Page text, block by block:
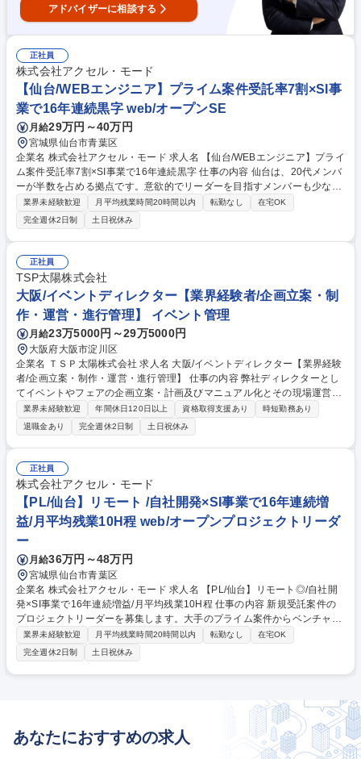
アドバイザーに相談する
正社員
株式会社アクセル・モード
【仙台/WEBエンジニア】プライム案件受託率7割×SI事
業で16年連続黒字 web/オープンSE
月給29万円～40万円
宮城県仙台市青葉区
企業名 株式会社アクセル・モード 求人名 【仙台/WEBエンジニア】プライ
ム案件受託率7割×SI事業で16年連続黒字 仕事の内容 仙台は、20代メンバ
ーが半数を占める拠点です。意欲的でリーダーを目指すメンバーも少なく
ありません。活力ある拠点で、よりメンバーを引き上げ、プロジェクトを
リードするSEを募集します。 【具体的な仕事内容】 ・業務基幹システム
の設計～試験・導入 ・DBを駆使したWebシステムの構築・製造 ・既存基
幹システムのシステム強化・機能追加 ・Java、オープンソースを駆使し
たWebシステム構築 ・大規模システム開発時のプロジェクト・マネージ
メント 募集職種 【仙台/WEBエンジニア】プライム案件受託率7割×SI事業
で16年連続黒字
業界未経験歓迎 月平均残業時間20時間以内 転勤なし
在宅OK
完全週休2日制
土日祝休み
正社員
TSP太陽株式会社
大阪/イベントディレクター【業界経験者/企画立案・制
作・運営・進行管理】 イベント管理
月給23万5000円～29万5000円
大阪府大阪市淀川区
企業名 ＴＳＰ太陽株式会社 求人名 大阪/イベントディレクター【業界経験
者/企画立案・制作・運営・進行管理】 仕事の内容 弊社ディレクターとし
てイベントやフェアの企画立案・計画及びマニュアル化とその現場運営・
進行管理をお任せいたします。 基本的に営業担当者と協働して進めていた
だきます。 【具体的には】 ■主催者（またはクライアント）からの仕様書
や要望に沿った企画提案書を作成。 ■クライアントニーズに即したコンテ
ンツ・デザイン提案の作成。受託後はクライアントと打ち合わせをしなが
ら計画推進、進捗管理・現場管理を行います。 ■マネージャー候補の方に
関しては、課内のマネジメント業務を行っていただきます。 募集職種 大
阪/イベントディレクター【業界経験者/企画立案・制作・運営・進行管
理】
業界未経験歓迎 年間休日120日以上 資格取得支援あり
時短勤務あり
退職金あり
完全週休2日制 土日祝休み
正社員
株式会社アクセル・モード
【PL/仙台】リモート /自社開発×SI事業で16年連続増
益/月平均残業10H程 web/オープンプロジェクトリーダ
ー
月給36万円～48万円
宮城県仙台市青葉区
企業名 株式会社アクセル・モード 求人名 【PL/仙台】リモート◎/自社開
発×SI事業で16年連続増益/月平均残業10H程 仕事の内容 新規受託案件の
プロジェクトリーダーを募集します。大手のプライム案件からベンチャー
まで多種多様な規模・業界の案件があり、ご自身の希望に合わせたキャリ
アプラン構築ができる環境です。 プロジェクト内のメンバー管理・上流工
程から関わり、技術リードにて質の高いシステム開発・組織運営業務（事
業戦略に即した施策検討・立案～実行、意思決定のサポートのほか希望に
す ＜開発環境＞言語:Java, PHP, Go, TypeScript 変更の範囲：当社におけ
連続増益/月平均残業10H程
業界未経験歓迎 月平均残業時間20時間以内 転勤なし
在宅OK
完全週休2日制
土日祝休み
あなたにおすすめの求人